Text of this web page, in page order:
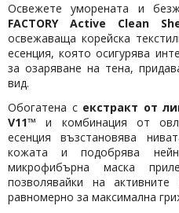
Освежете уморената и
FACTORY Active Clean
освежаваща корейска
есенция, която осигурява
за озаряване на тена,
вид.
Обогатена с екстракт от
V11™ и комбинация от
есенция възстановява
кожата и подобрява
микрофибърна маска
позволявайки на
равномерно за максимална